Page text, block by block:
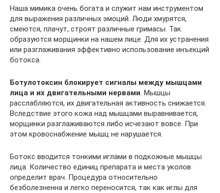
Наша мимика очень богата и служит нам инструментом
для выражения различных эмоций. Люди хмурятся,
смеются, плачут, строят различные гримасы. Так
образуются морщинки на нашем лице. Для их устранения
или разглаживания эффективно использование инъекций
ботокса.
Ботулотоксин блокирует сигналы между мышцами
лица и их двигательными нервами. Мышцы
расслабляются, их двигательная активность снижается.
Вследствие этого кожа над мышцами выравнивается,
морщинки разглаживаются либо исчезают вовсе. При
этом кровоснабжение мышц не нарушается.
Ботокс вводится тонкими иглами в подкожные мышцы
лица. Количество единиц препарата и места уколов
определит врач. Процедура относительно
безболезненна и легко переносится, так как иглы для